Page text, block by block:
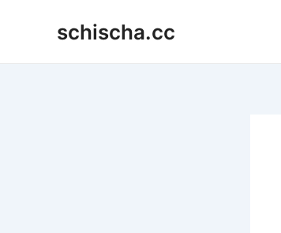
schischa.cc